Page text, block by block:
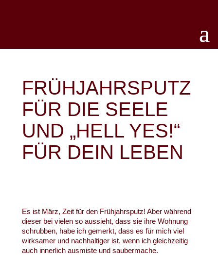
FRÜHJAHRSPUTZ
FÜR DIE SEELE
UND „HELL YES!“
FÜR DEIN LEBEN
Es ist März, Zeit für den Frühjahrsputz! Aber während
dieser bei vielen so aussieht, dass sie ihre Wohnung
schrubben, habe ich gemerkt, dass es für mich viel
wirksamer und nachhaltiger ist, wenn ich gleichzeitig
auch innerlich ausmiste und saubermache.